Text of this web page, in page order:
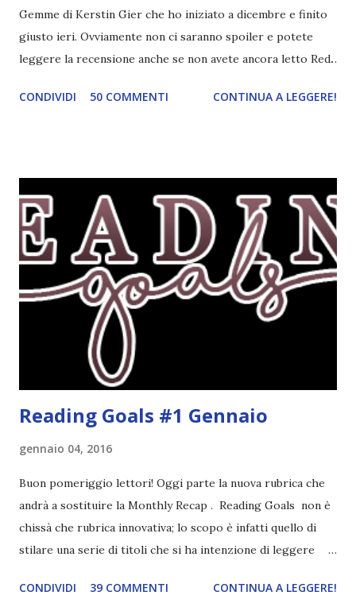
Gemme di Kerstin Gier che ho iniziato a dicembre e finito
giusto ieri. Ovviamente non ci saranno spoiler e potete
leggere la recensione anche se non avete ancora letto Red.
Green sono state delle letture molto piacevoli ma non
potete capire le mie aspettative! Innanzitutto, se la Gier o
la ce avesse deciso di pubblicare la trilogia in un unico libro,
probabilmente lo avrei apprezzato molto di più. Red è
molto introduttivo, nel senso che in trecento pagine non
succede un bel niente. E non ha nemmeno un finale ._.
finisce esattamente nel bel mezzo della storia (anzi, quale
"mezzo" della storia? Questa storia ha praticamente solo
l'inizio!). Stessa cosa con Blue , stessa...
CONDIVIDI 50 COMMENTI CONTINUA A LEGGERE!
Reading Goals #1 Gennaio
gennaio 04, 2016
Buon pomeriggio lettori! Oggi parte la nuova rubrica che
andrà a sostituire la Monthly Recap . Reading Goals non è
chissà che rubrica innovativa; lo scopo è infatti quello di
stilare una serie di titoli che si ha intenzione di leggere
una rubrica per tenere sotto controllo le reading
CONDIVIDI 39 COMMENTI CONTINUA A LEGGERE!